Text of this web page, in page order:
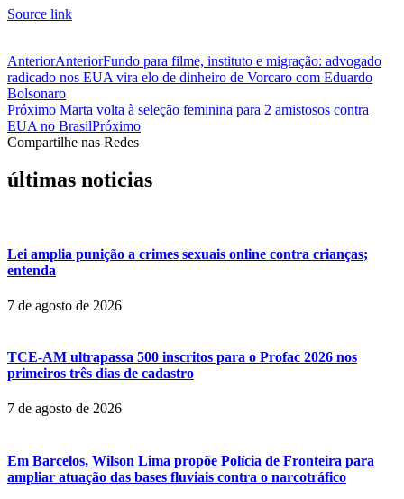
Source link
AnteriorAnteriorFundo para filme, instituto e migração: advogado
radicado nos EUA vira elo de dinheiro de Vorcaro com Eduardo
Bolsonaro
Próximo Marta volta à seleção feminina para 2 amistosos contra
EUA no BrasilPróximo
Compartilhe nas Redes
últimas noticias
Lei amplia punição a crimes sexuais online contra crianças;
entenda
7 de agosto de 2026
TCE-AM ultrapassa 500 inscritos para o Profac 2026 nos
primeiros três dias de cadastro
7 de agosto de 2026
Em Barcelos, Wilson Lima propõe Polícia de Fronteira para
ampliar atuação das bases fluviais contra o narcotráfico